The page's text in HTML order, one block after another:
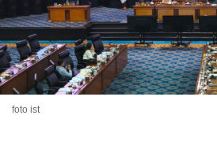
foto ist